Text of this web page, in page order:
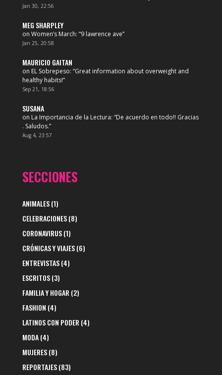
Jan 30, 22:56
MEG SHARPLEY
on Women’s March: “9 lawrence ave”
Jan 25, 20:58
MAURICIO GAITAN
on EL Sobrepeso: “Great information about overweight and
healthy habits!”
Sep 21, 18:56
SUSANA
on La Importancia de la Lectura: “De acuerdo en todo!! Gracias
. Saludos.”
Aug 4, 23:57
SECCIONES
ANIMALES(1)
CELEBRACIONES(8)
CORONAVIRUS(1)
CRÓNICAS Y VIAJES(6)
ENTREVISTAS(4)
ESCRITOS(3)
FAMILIA Y HOGAR (2)
FASHION (4)
LATINOS CON PODER (4)
MODA(4)
MUJERES(8)
REPORTAJES(83)